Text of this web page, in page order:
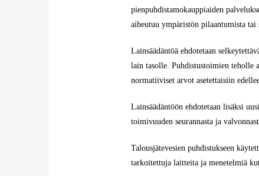
pienpuhdistamokauppiaiden
aiheutuu ympäristön pilaantumista
Lainsäädäntöä ehdotetaan
lain tasolle. Puhdistustoimien teholle
normatiiviset arvot asetettaisiin
Lainsäädäntöön ehdotetaan lisäksi
toimivuuden seurannasta ja
Talousjätevesien puhdistukseen
tarkoitettuja laitteita ja menetelmiä